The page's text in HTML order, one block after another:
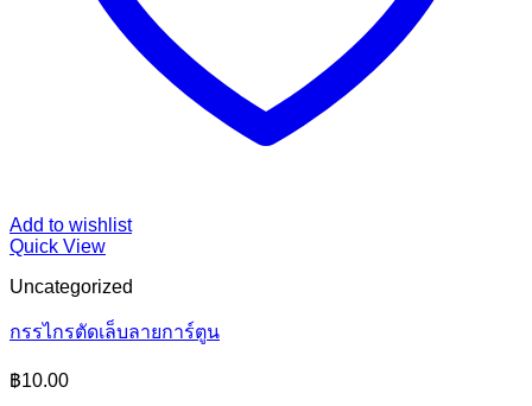
Add to wishlist
Quick View
Uncategorized
กรรไกรตัดเล็บลายการ์ตูน
฿10.00